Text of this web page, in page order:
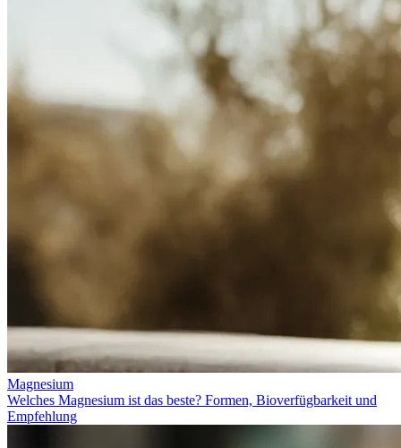
Magnesium
Welches Magnesium ist das beste? Formen, Bioverfügbarkeit und
Empfehlung